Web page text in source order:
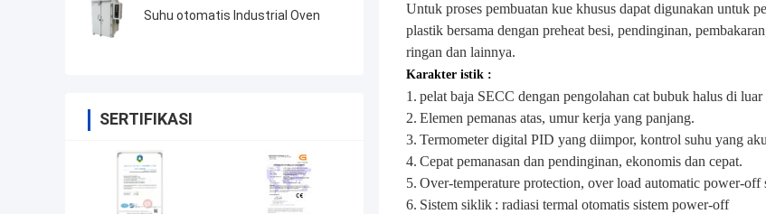
Suhu otomatis Industrial Oven
SERTIFIKASI
Untuk proses pembuatan kue khusus dapat digunakan untuk
plastik bersama dengan preheat besi, pendinginan,
ringan dan lainnya.
Karakter istik :
1. pelat baja SECC dengan pengolahan cat bubuk halus di
2. Elemen pemanas atas, umur kerja yang panjang.
3. Termometer digital PID yang diimpor, kontrol suhu yang
4. Cepat pemanasan dan pendinginan, ekonomis dan cepat.
5. Over-temperature protection, over load automatic power-off
6. Sistem siklik : radiasi termal otomatis sistem power-off